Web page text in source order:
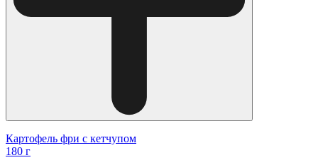
Картофель фри с кетчупом
180 г